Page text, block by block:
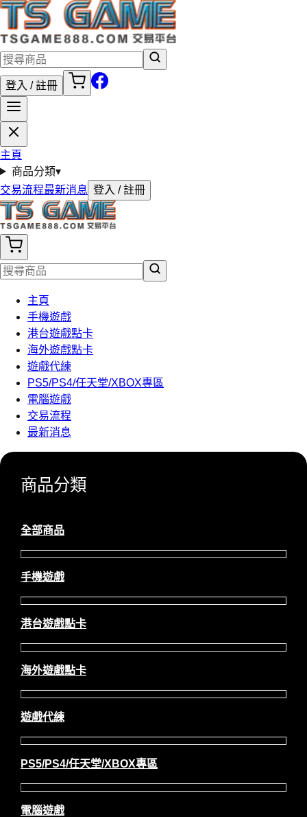
登入 / 註冊
主頁
商品分類▾
交易流程最新消息 登入 / 註冊
主頁
手機遊戲
港台遊戲點卡
海外遊戲點卡
遊戲代練
PS5/PS4/任天堂/XBOX專區
電腦遊戲
交易流程
最新消息
商品分類
全部商品
手機遊戲
港台遊戲點卡
海外遊戲點卡
遊戲代練
PS5/PS4/任天堂/XBOX專區
電腦遊戲